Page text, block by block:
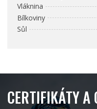
Vláknina
Bílkoviny
Sůl
CERTIFIKÁTY A